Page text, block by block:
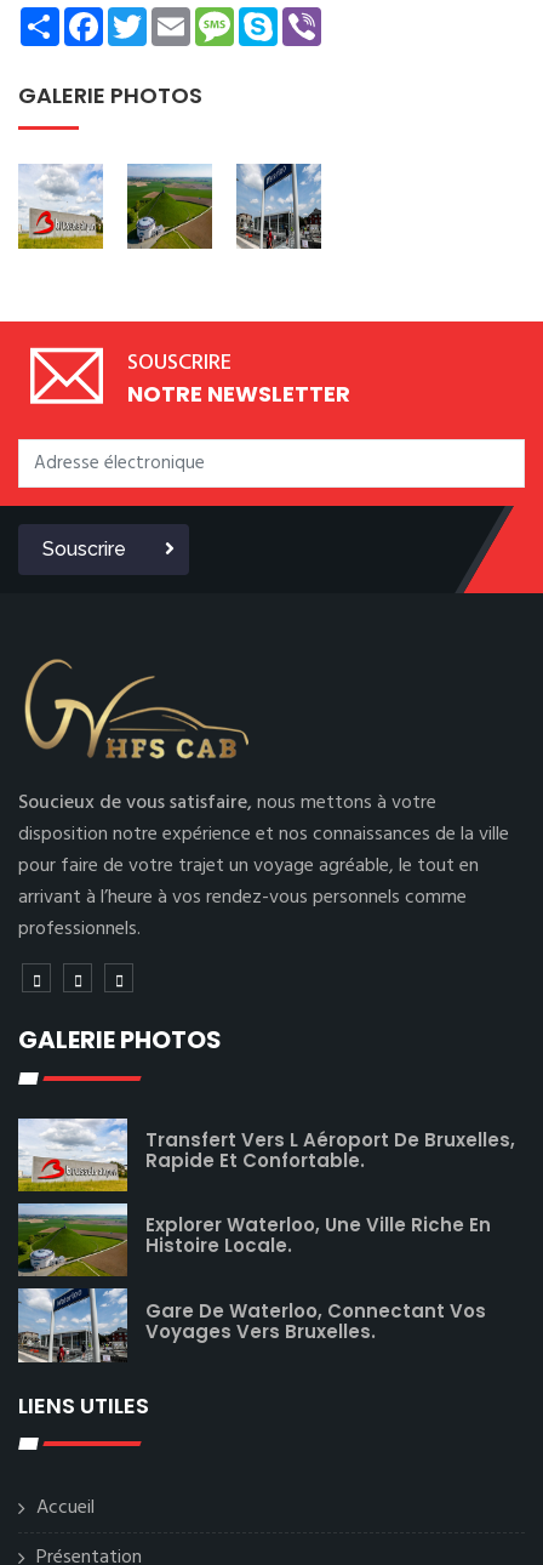
ShareFacebookTwitterEmailMessage
Skype
GALERIE PHOTOS
SOUSCRIRE
NOTRE NEWSLETTER
Souscrire
Soucieux de vous satisfaire,nous mettons à votre
disposition notre expérience et nos connaissances de la ville
pour faire de votre trajet un voyage agréable, le tout en
arrivant à l’heure à vos rendez-vous personnels comme
professionnels.
GALERIE PHOTOS
Transfert Vers L Aéroport De Bruxelles,
Rapide Et Confortable.
Explorer Waterloo, Une Ville Riche En
Histoire Locale.
Gare De Waterloo, Connectant Vos
Voyages Vers Bruxelles.
LIENS UTILES
Accueil
Présentation